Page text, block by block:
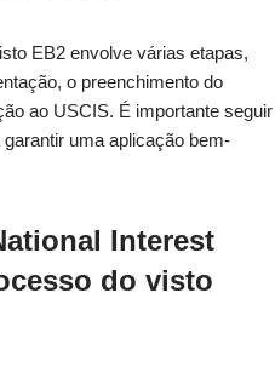
EB2 envolve várias etapas,
o preenchimento do
ao USCIS. É importante seguir
uma aplicação bem-
Interest
do visto